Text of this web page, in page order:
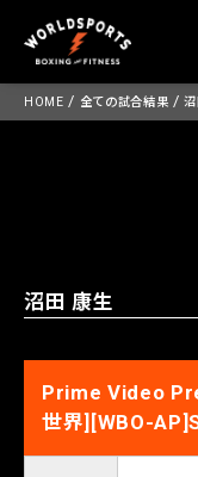
Skip
to
HOME / 全ての試合結果 /
沼田 康生
Prime Video
世界][WBO-